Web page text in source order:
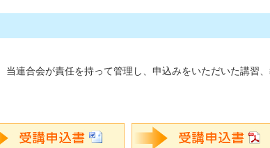
当連合会が責任を持って管理し、申込みをいただいた講習